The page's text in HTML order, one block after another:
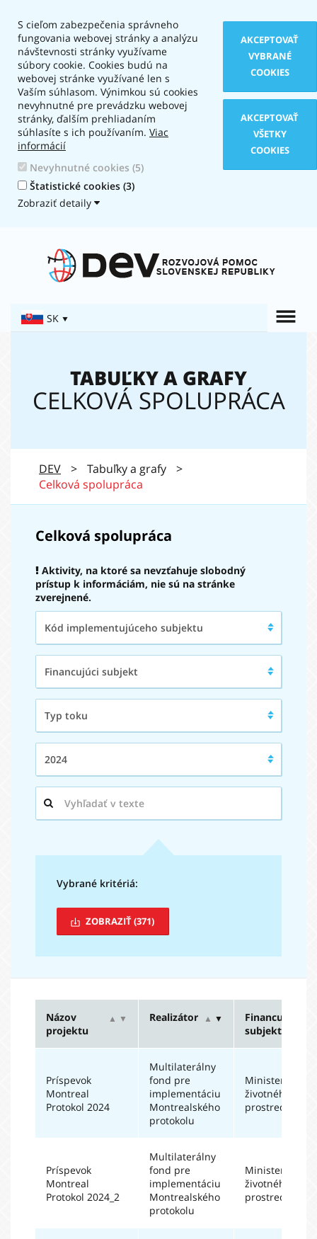
S cieľom zabezpečenia správneho
fungovania webovej stránky a analýzu
návštevnosti stránky využívame
súbory cookie. Cookies budú na
webovej stránke využívané len s
Vaším súhlasom. Výnimkou sú cookies
nevyhnutné pre prevádzku webovej
stránky, ďalším prehliadaním
súhlasíte s ich používaním. Viac
informácií
Nevyhnutné cookies (5)
Štatistické cookies (3)
Zobraziť detaily
AKCEPTOVAŤ
VYBRANÉ
COOKIES
AKCEPTOVAŤ
VŠETKY
COOKIES
zobrazenia:
SK
TABUĽKY A GRAFY
CELKOVÁ SPOLUPRÁCA
DEV > Tabuľky a grafy
>
Celková spolupráca
Celková spolupráca
Aktivity, na ktoré sa nevzťahuje slobodný
prístup k informáciám, nie sú na stránke
zverejnené.
Kód
implementujúceho
subjektu:
Kód implementujúceho subjektu
Financujúci
subjekt:
Financujúci subjekt
Typ
toku:
Typ toku
Rok:
2024
Hľadaný
výraz:
Vybrané kritériá:
ZOBRAZIŤ(371)
Názov
projektu
▲ ▼ Realizátor ▲ ▼
Financujúci
subjekt
Príspevok
Montreal
Protokol 2024
Multilaterálny
fond pre
implementáciu
Montrealského
protokolu
Ministerstvo
životného
prostredia SR
Príspevok
Montreal
Protokol 2024_2
Multilaterálny
fond pre
implementáciu
Montrealského
protokolu
Ministerstvo
životného
prostredia SR